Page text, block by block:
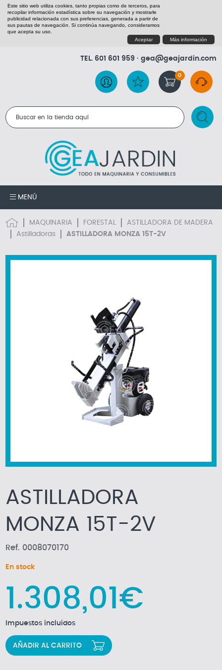
Este sitio web utiliza cookies, tanto propias como de terceros, para
recopilar información estadística sobre su navegación y mostrarle
publicidad relacionada con sus preferencias, generada a partir de
sus pautas de navegación. Si continúa navegando, consideramos
que acepta su uso.
Aceptar
Más información
TEL. 601 601 959 · gea@geajardin.com
0
RESULTADOS DE LA BÚSQUEDA
MENÚ
MAQUINARIA FORESTAL
ASTILLADORA DE MADERA
Astilladoras
ASTILLADORA MONZA 15T-2V
ASTILLADORA
MONZA 15T-2V
Ref. 0008070170
En stock
1.308,01€
Impuestos incluidos
AÑADIR AL CARRITO